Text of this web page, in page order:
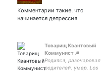
Комментарии такие, что
начинается депрессия
Товарищ Квантовый
Коммунист ☭
Родился, разочаровал
родителей, умер. Los